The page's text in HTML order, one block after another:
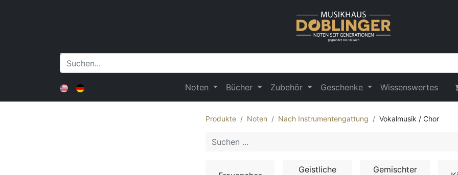
Noten Bücher Zubehör Geschenke Wissenswertes
Produkte Noten Nach Instrumentengattung Vokalmusik / Chor
Geistliche
Gemischter